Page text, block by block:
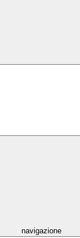
navigazione